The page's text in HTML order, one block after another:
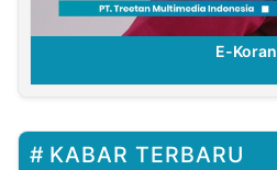
E-Koran
KABAR TERBARU